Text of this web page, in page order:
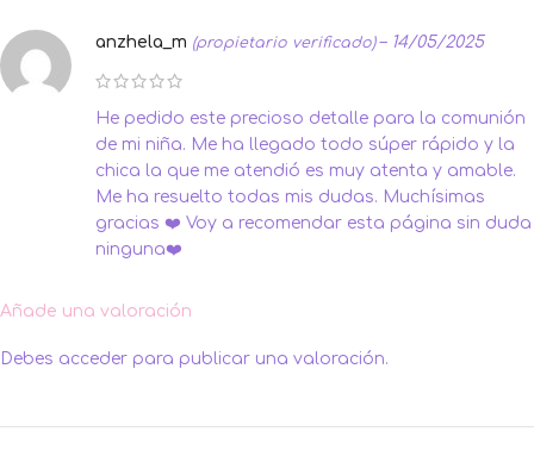
anzhela_m (propietario verificado) – 14/05/2025
He pedido este precioso detalle para la comunión
de mi niña. Me ha llegado todo súper rápido y la
chica la que me atendió es muy atenta y amable.
Me ha resuelto todas mis dudas. Muchísimas
gracias ❤️ Voy a recomendar esta página sin duda
ninguna❤️
Añade una valoración
Debes acceder para publicar una valoración.